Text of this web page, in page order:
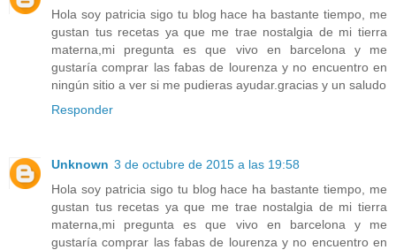
Hola soy patricia sigo tu blog hace ha bastante tiempo, me
gustan tus recetas ya que me trae nostalgia de mi tierra
materna,mi pregunta es que vivo en barcelona y me
gustaría comprar las fabas de lourenza y no encuentro en
ningún sitio a ver si me pudieras ayudar.gracias y un saludo
Responder
Unknown 3 de octubre de 2015 a las 19:58
Hola soy patricia sigo tu blog hace ha bastante tiempo, me
gustan tus recetas ya que me trae nostalgia de mi tierra
materna,mi pregunta es que vivo en barcelona y me
gustaría comprar las fabas de lourenza y no encuentro en